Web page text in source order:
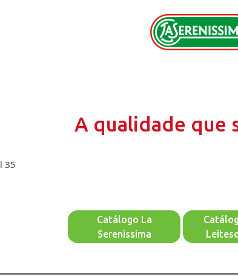
35
A qualidade que
Catálogo La
Serenissima